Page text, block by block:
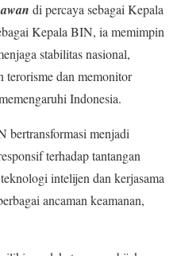
di percaya sebagai Kepala
Kepala BIN, ia memimpin
stabilitas nasional,
terorisme dan memonitor
Indonesia.
bertransformasi menjadi
terhadap tantangan
intelijen dan kerjasama
ancaman keamanan,